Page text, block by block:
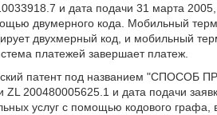
и дата подачи 31 марта
двумерного кода. Мобильный
двухмерный код, и мобильный
платежей завершает платеж.
патент под названием
ZL 200480005625.1 и дата подачи
услуг с помощью кодового графа,